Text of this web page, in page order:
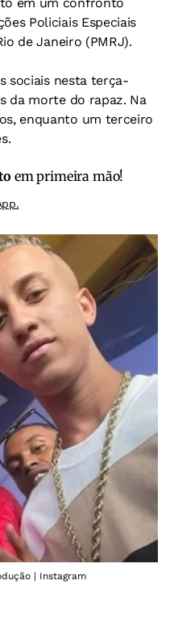
Policiais Especiais
de Janeiro (PMRJ).
sociais nesta terça-
da morte do rapaz. Na
enquanto um terceiro
em primeira mão!
| Instagram